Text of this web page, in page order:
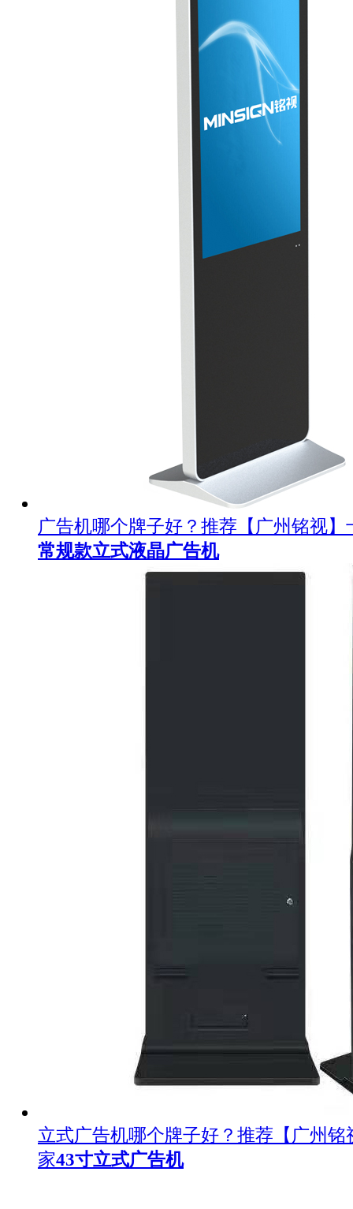
广告机哪个牌子好？推荐【广州铭视
常规款立式液晶广告机
立式广告机哪个牌子好？推荐【广州铭
家43寸立式广告机